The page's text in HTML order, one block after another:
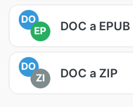
DO
EP
DOC a EPUB
DO
ZI
DOC a ZIP